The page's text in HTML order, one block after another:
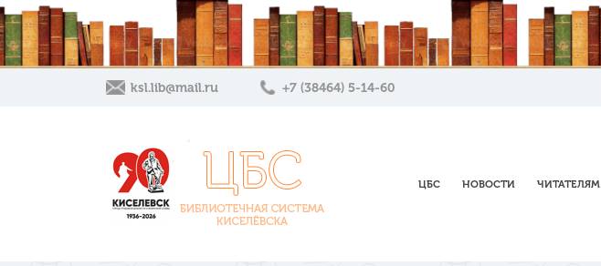
ksl.lib@mail.ru +7 (38464) 5-14-60
ЦБС НОВОСТИ ЧИТАТЕЛЯМ